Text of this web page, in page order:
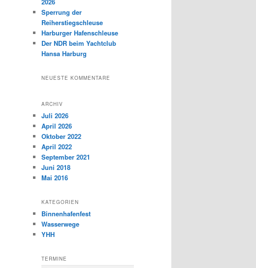
Sperrung der
Reiherstiegschleuse
Harburger Hafenschleuse
Der NDR beim Yachtclub
Hansa Harburg
NEUESTE KOMMENTARE
ARCHIV
Juli 2026
April 2026
Oktober 2022
April 2022
September 2021
Juni 2018
Mai 2016
KATEGORIEN
Binnenhafenfest
Wasserwege
YHH
TERMINE